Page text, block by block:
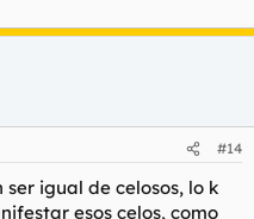
#14
igual de celosos, lo k
esos celos, como